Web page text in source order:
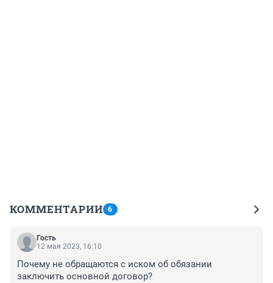
КОММЕНТАРИИ 6
Гость
12 мая 2023, 16:10
Почему не обращаются с иском об обязании
заключить основной договор?